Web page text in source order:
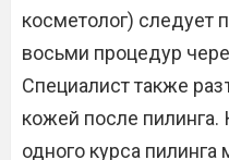
косметолог) следует
восьми процедур
Специалист также
кожей после пилинга.
одного курса